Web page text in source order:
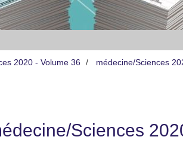
2020 - Volume 36
médecine/Sciences
Sciences